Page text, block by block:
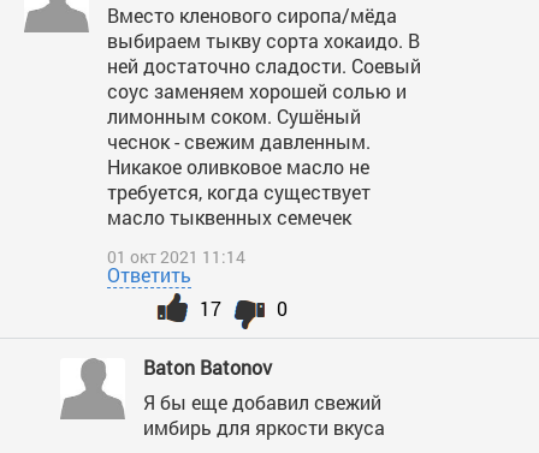
Вместо кленового сиропа/мёда
выбираем тыкву сорта хокаидо. В
ней достаточно сладости. Соевый
соус заменяем хорошей солью и
лимонным соком. Сушёный
чеснок - свежим давленным.
Никакое оливковое масло не
требуется, когда существует
масло тыквенных семечек
01 окт 2021 11:14
Ответить
0
17
Baton Batonov
Я бы еще добавил свежий
имбирь для яркости вкуса